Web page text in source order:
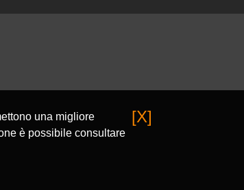
[X]
una migliore
è possibile consultare